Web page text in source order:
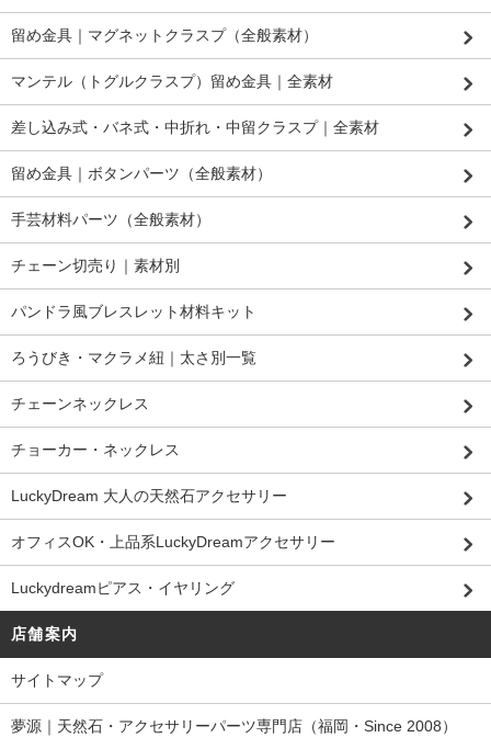
留め金具｜マグネットクラスプ（全般素材）
マンテル（トグルクラスプ）留め金具｜全素材
差し込み式・バネ式・中折れ・中留クラスプ｜全素材
留め金具｜ボタンパーツ（全般素材）
手芸材料パーツ（全般素材）
チェーン切売り｜素材別
パンドラ風ブレスレット材料キット
ろうびき・マクラメ紐｜太さ別一覧
チェーンネックレス
チョーカー・ネックレス
LuckyDream 大人の天然石アクセサリー
オフィスOK・上品系LuckyDreamアクセサリー
Luckydreamピアス・イヤリング
店舗案内
サイトマップ
夢源｜天然石・アクセサリーパーツ専門店（福岡・Since 2008）